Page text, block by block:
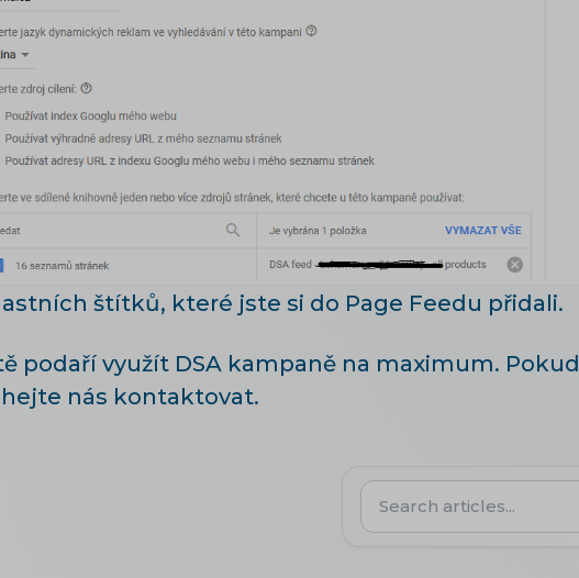
štítků, které jste si do Page Feedu přidali.
podaří využít DSA kampaně na maximum. Pokud
nás kontaktovat.
Search
articles...